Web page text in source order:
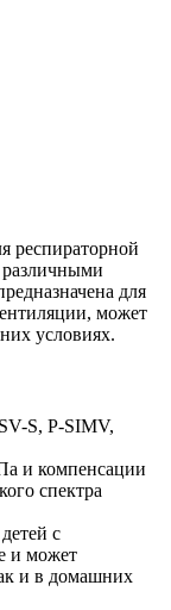
респираторной
различными
для
может
условиях.
S, P-SIMV,
и компенсации
спектра
с
и может
и в домашних